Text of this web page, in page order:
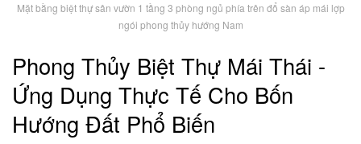
Mặt bằng biệt thự sân vườn 1 tầng 3 phòng ngủ phía trên đổ sàn áp mái lợp
ngói phong thủy hướng Nam
Phong Thủy Biệt Thự Mái Thái -
Ứng Dụng Thực Tế Cho Bốn
Hướng Đất Phổ Biến